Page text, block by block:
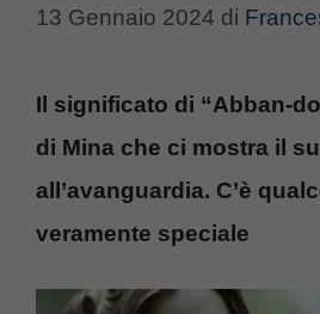
13 Gennaio 2024 di
Il significato di “Abban-
di Mina che ci mostra il
all’avanguardia. C’è
veramente speciale